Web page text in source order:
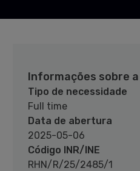
Informações sobre
Tipo de necessidade
Full time
Data de abertura
2025-05-06
Código INR/INE
RHN/R/25/2485/1